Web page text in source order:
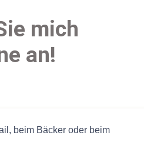
mich
an!
beim Bäcker oder beim